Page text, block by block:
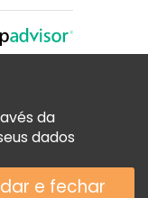
da
dados
e fechar